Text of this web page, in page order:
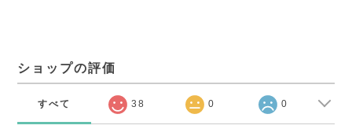
ショップの評価
すべて 38 0 0